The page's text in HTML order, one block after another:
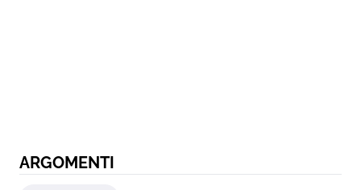
ARGOMENTI